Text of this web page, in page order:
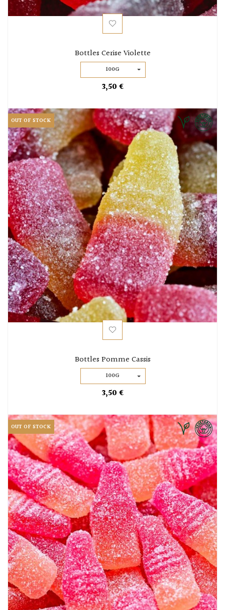
Bottles Cerise Violette
100G
3,50 €
OUT OF STOCK
Bottles Pomme Cassis
100G
3,50 €
OUT OF STOCK